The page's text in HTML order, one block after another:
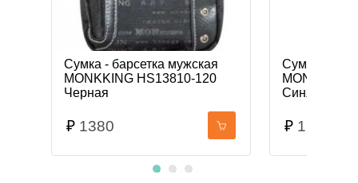
Сумка - барсетка мужская
MONKKING HS13810-120
Черная
₽ 1380
Сумка -
MONKKING
Синяя
₽ 1180